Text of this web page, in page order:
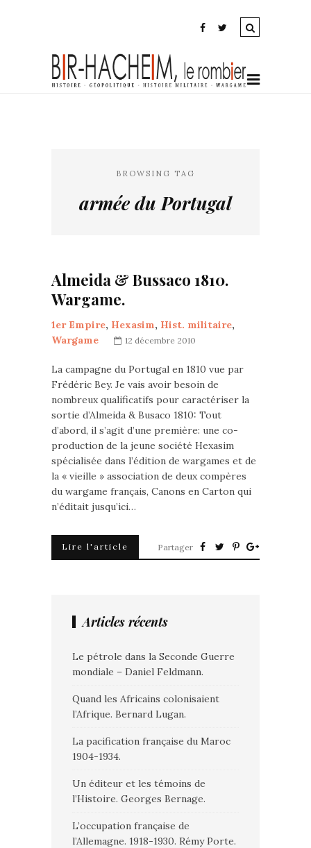
BROWSING TAG
armée du Portugal
Almeida & Bussaco 1810.
Wargame.
1er Empire, Hexasim, Hist. militaire,
Wargame
12 décembre 2010
La campagne du Portugal en 1810 vue par
Frédéric Bey. Je vais avoir besoin de
nombreux qualificatifs pour caractériser la
sortie d’Almeida & Busaco 1810: Tout
d’abord, il s’agit d’une première: une co-
production de la jeune société Hexasim
spécialisée dans l’édition de wargames et de
la « vieille » association de deux compères
du wargame français, Canons en Carton qui
n’éditait jusqu’ici…
Lire l'article Partager
Articles récents
Le pétrole dans la Seconde Guerre
mondiale – Daniel Feldmann.
Quand les Africains colonisaient
l’Afrique. Bernard Lugan.
La pacification française du Maroc
1904-1934.
Un éditeur et les témoins de
l’Histoire. Georges Bernage.
L’occupation française de
l’Allemagne. 1918-1930. Rémy Porte.